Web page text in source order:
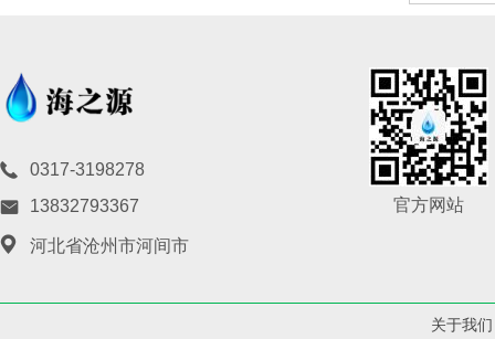
0317-3198278
13832793367
河北省沧州市河间市
官方网站
关于我们